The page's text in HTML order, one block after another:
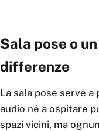
Sala pose o
differenze
La sala pose serve a
audio né a ospitare
spazi vicini, ma